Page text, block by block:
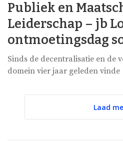
Publiek en
Leiderschap – jb
ontmoetingsdag
Sinds de decentralisatie en de
domein vier jaar geleden vinde
Laad